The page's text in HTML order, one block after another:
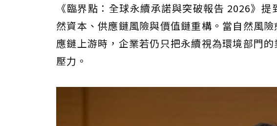
《臨界點：全球永續承諾與突破報告 2026》
然資本、供應鏈風險與價值鏈重構。當自然風
應鏈上游時，企業若仍只把永續視為環境部門
壓力。